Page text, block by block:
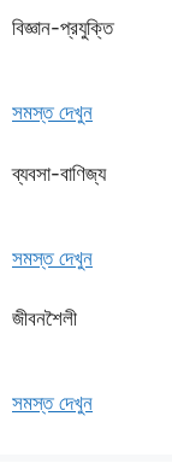
বিজ্ঞান-প্রযুক্তি
সমস্ত দেখুন
ব্যবসা-বাণিজ্য
সমস্ত দেখুন
জীবনশৈলী
সমস্ত দেখুন